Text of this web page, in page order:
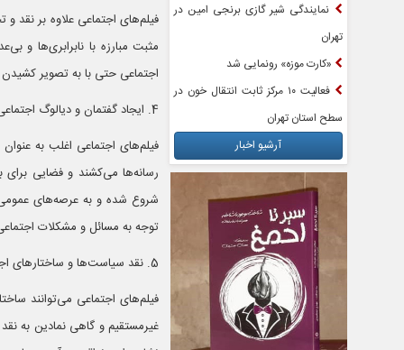
نمایندگی شیر گازی برنجی امین در
تهران
«کارت موزه» رونمایی شد
فعالیت ۱۰ مرکز ثابت انتقال خون در
سطح استان تهران
آرشیو اخبار
فیلم‌های اجتماعی علاوه بر نقد
مثبت مبارزه با نابرابری‌ها و
اجتماعی حتی با به تصویر
4. ایجاد گفتمان و دیالوگ اجتماعی
فیلم‌های اجتماعی اغلب به
رسانه‌ها می‌کشند و فضایی
شروع شده و به عرصه‌های عمومی
توجه به مسائل و مشکلات
5. نقد سیاست‌ها و ساختارهای اجتماعی
فیلم‌های اجتماعی می‌توانند
غیرمستقیم و گاهی نمادین به